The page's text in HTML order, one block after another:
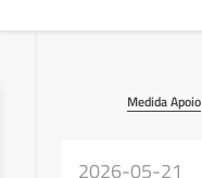
Medida Apoio
2026-05-21